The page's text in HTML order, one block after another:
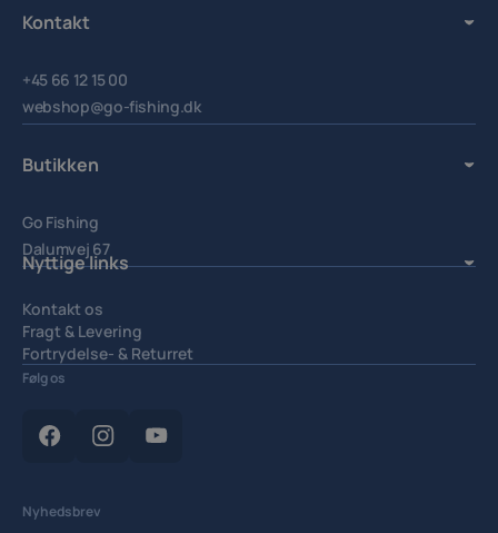
Kontakt
+45 66 12 15 00
webshop@go-fishing.dk
Butikken
Go Fishing
Dalumvej 67
5250 Odense SV.
Nyttige links
Kontakt os
Fragt & Levering
Fortrydelse- & Returret
Handelsbetingelser
Cookieindstillinger
Følg os
Nyhedsbrev